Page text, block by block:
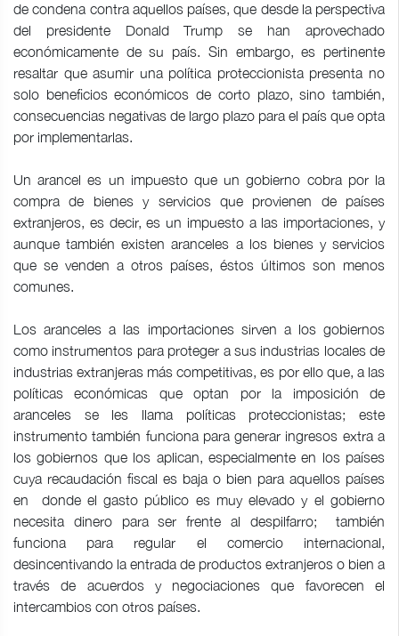
de condena contra aquellos países, que desde la perspectiva
del presidente Donald Trump se han aprovechado
económicamente de su país. Sin embargo, es pertinente
resaltar que asumir una política proteccionista presenta no
solo beneficios económicos de corto plazo, sino también,
consecuencias negativas de largo plazo para el país que opta
por implementarlas.
Un arancel es un impuesto que un gobierno cobra por la
compra de bienes y servicios que provienen de países
extranjeros, es decir, es un impuesto a las importaciones, y
aunque también existen aranceles a los bienes y servicios
que se venden a otros países, éstos últimos son menos
comunes.
Los aranceles a las importaciones sirven a los gobiernos
como instrumentos para proteger a sus industrias locales de
industrias extranjeras más competitivas, es por ello que, a las
políticas económicas que optan por la imposición de
aranceles se les llama políticas proteccionistas; este
instrumento también funciona para generar ingresos extra a
los gobiernos que los aplican, especialmente en los países
cuya recaudación fiscal es baja o bien para aquellos países
en donde el gasto público es muy elevado y el gobierno
necesita dinero para ser frente al despilfarro; también
funciona para regular el comercio internacional,
desincentivando la entrada de productos extranjeros o bien a
través de acuerdos y negociaciones que favorecen el
intercambios con otros países.